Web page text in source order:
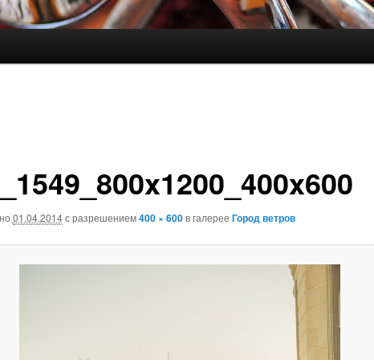
01.04.2014с разрешением400 × 600в галерее Город ветров